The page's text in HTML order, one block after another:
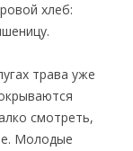
хлеб:
трава уже
смотреть,
Молодые